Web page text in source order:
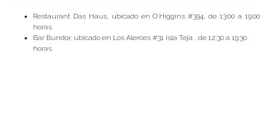
Restaurant Das Haus, ubicado en O´Higgins #394, de 13:00 a 19:00
horas.
Bar Bundor, ubicado en Los Alerces #31 Isla Teja , de 12:30 a 19:30
horas.